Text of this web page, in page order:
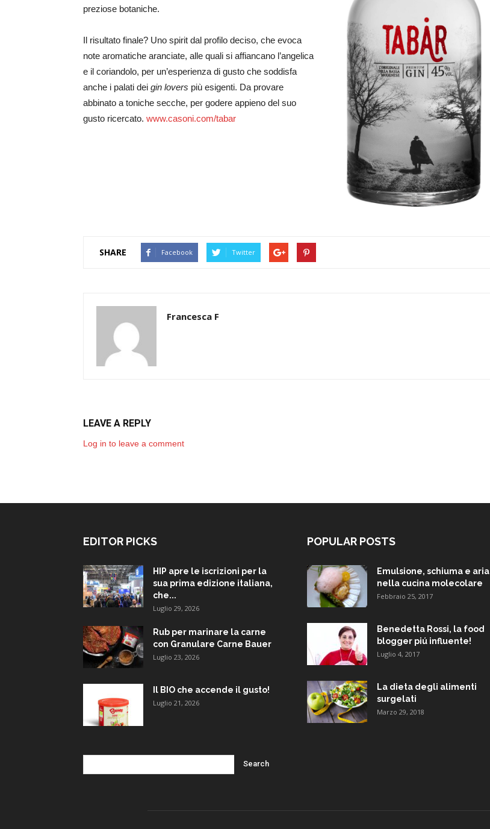
preziose botaniche.
Il risultato finale? Uno spirit dal profilo deciso, che evoca
note aromatiche aranciate, alle quali si affiancano l’angelica
e il coriandolo, per un’esperienza di gusto che soddisfa
anche i palati dei gin lovers più esigenti. Da provare
abbinato a toniche secche, per godere appieno del suo
gusto ricercato. www.casoni.com/tabar
SHARE Facebook Twitter
Francesca F
LEAVE A REPLY
Log in to leave a comment
EDITOR PICKS
HIP apre le iscrizioni per la
sua prima edizione italiana,
che...
Luglio 29, 2026
Rub per marinare la carne
con Granulare Carne Bauer
Luglio 23, 2026
Il BIO che accende il gusto!
Luglio 21, 2026
POPULAR POSTS
Emulsione, schiuma e aria
nella cucina molecolare
Febbraio 25, 2017
Benedetta Rossi, la food
blogger piú influente!
Luglio 4, 2017
La dieta degli alimenti
surgelati
Marzo 29, 2018